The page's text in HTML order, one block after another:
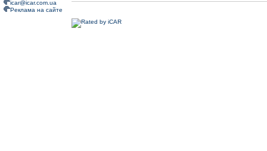
icar@icar.com.ua
Реклама на сайте